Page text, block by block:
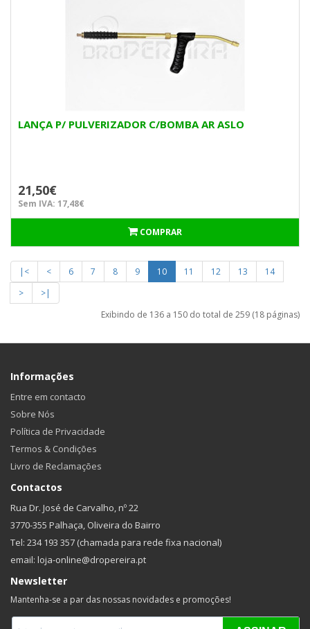
LANÇA P/ PULVERIZADOR C/BOMBA AR ASLO
21,50€
Sem IVA: 17,48€
COMPRAR
|< < 6 7 8 9 10 11 12 13
14
>
>|
Exibindo de 136 a 150 do total de 259 (18 páginas)
Informações
Entre em contacto
Sobre Nós
Política de Privacidade
Termos & Condições
Livro de Reclamações
Contactos
Rua Dr. José de Carvalho, nº 22
3770-355 Palhaça, Oliveira do Bairro
Tel: 234 193 357 (chamada para rede fixa nacional)
email: loja-online@dropereira.pt
Newsletter
Mantenha-se a par das nossas novidades e promoções!